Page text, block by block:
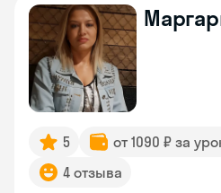
5 от 1090 ₽ за
4 отзыва